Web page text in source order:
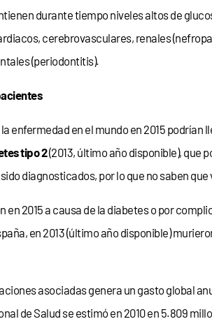
durante tiempo niveles altos de
cerebrovasculares, renales
(periodontitis).
enfermedad en el mundo en 2015 podrían
tipo 2(2013, último año disponible), que
diagnosticados, por lo que no saben
en 2015 a causa de la diabetes o por
en 2013 (último año disponible)
asociadas genera un gasto global
de Salud se estimó en 2010 en 5.809